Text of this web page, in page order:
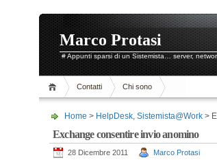
Marco Protasi
# Appunti sparsi di un Sistemista… server,
Contatti Chi sono
Home > HelpDesk, Sistemista@Work >
Exchange consentire invio anomino
28 Dicembre 2011 Marco Protasi